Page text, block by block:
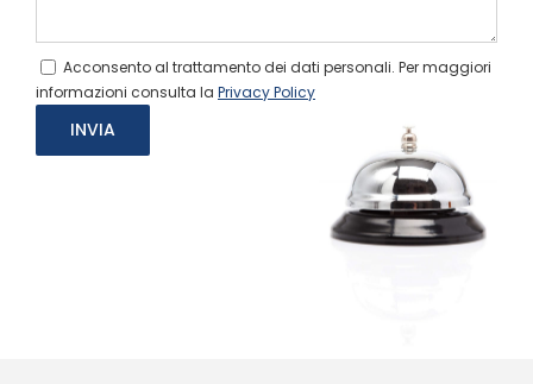
Acconsento al trattamento dei dati personali. Per maggiori
informazioni consulta la Privacy Policy